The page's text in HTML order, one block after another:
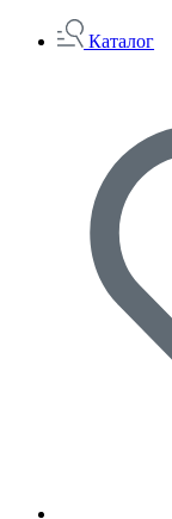
Каталог